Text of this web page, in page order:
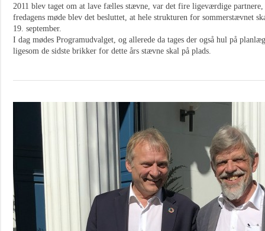
2011 blev taget om at lave fælles stævne, var det fire ligeværdige partnere,
fredagens møde blev det besluttet, at hele strukturen for sommerstævnet
19. september.
I dag mødes Programudvalget, og allerede da tages der også hul på
ligesom de sidste brikker for dette års stævne skal på plads.